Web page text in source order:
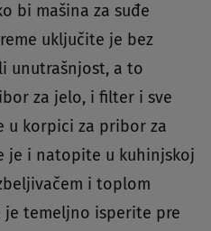
bi mašina za suđe
uključite je bez
unutrašnjost, a to
za jelo, i filter i sve
u korpici za pribor za
je i natopite u kuhinjskoj
i toplom
je temeljno isperite pre